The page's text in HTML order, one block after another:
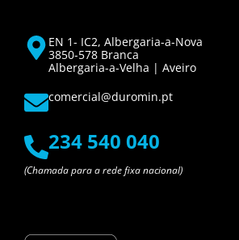
EN 1- IC2, Albergaria-a-Nova
3850-578 Branca
Albergaria-a-Velha | Aveiro
comercial@duromin.pt
234 540 040
(Chamada para a rede fixa nacional)